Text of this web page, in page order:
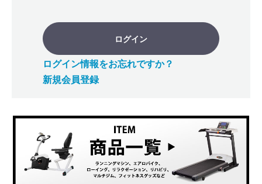
ログイン
ログイン情報をお忘れですか？
新規会員登録